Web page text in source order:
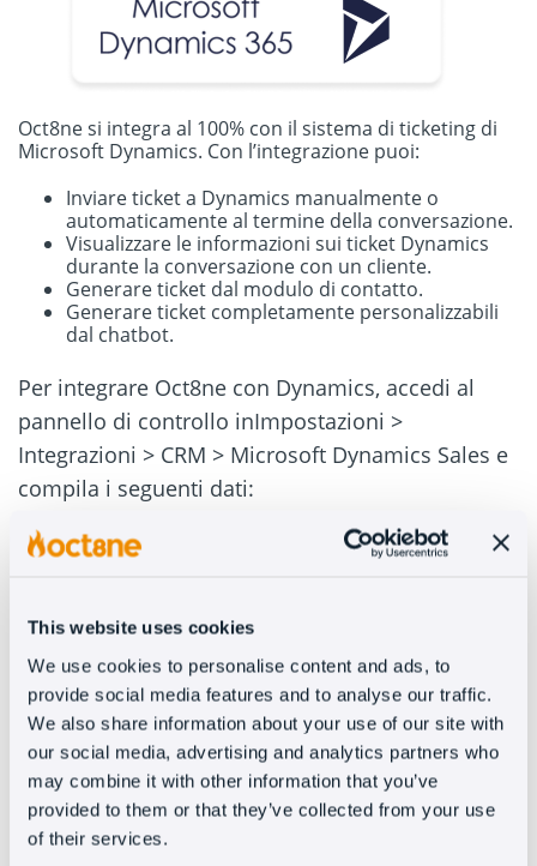
This website uses cookies
We use cookies to personalise content and ads, to
provide social media features and to analyse our traffic.
We also share information about your use of our site with
our social media, advertising and analytics partners who
may combine it with other information that you’ve
provided to them or that they’ve collected from your use
of their services.
Oct8ne si integra al 100% con il sistema di ticketing di
Microsoft Dynamics. Con l’integrazione puoi:
Inviare ticket a Dynamics manualmente o
automaticamente al termine della conversazione.
Visualizzare le informazioni sui ticket Dynamics
durante la conversazione con un cliente.
Generare ticket dal modulo di contatto.
Generare ticket completamente personalizzabili
dal chatbot.
Per integrare Oct8ne con Dynamics, accedi al
pannello di controllo inImpostazioni >
Integrazioni > CRM > Microsoft Dynamics Sales e
compila i seguenti dati:
Dominio
Dynamics ClientId
In caso di domande su come eseguire l’integrazione,
contattare il nostro team tecnico all’indirizzo
support@oct8ne.com